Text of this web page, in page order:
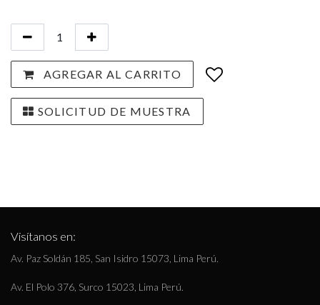
AGREGAR AL CARRITO
SOLICITUD DE MUESTRA
Visítanos en:
Av. Paz Soldán 185, San Isidro 15073, Lima Perú.
Av. El Polo 376, Surco 15023, Lima Perú.